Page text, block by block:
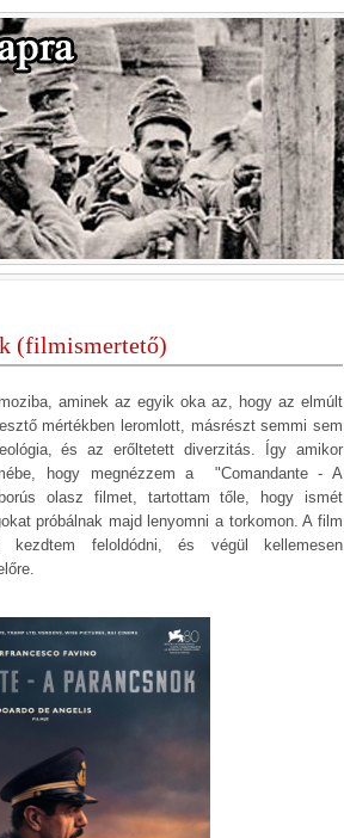
(filmismertető)
aminek az egyik oka az, hogy az elmúlt
mértékben leromlott, másrészt semmi sem
és az erőltetett diverzitás. Így amikor
hogy megnézzem a "Comandante - A
olasz filmet, tartottam tőle, hogy ismét
próbálnak majd lenyomni a torkomon. A film
kezdtem feloldódni, és végül kellemesen